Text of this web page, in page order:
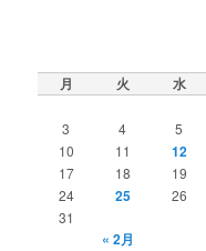
月 火 水
3 4 5
10
11 12
17
18 19
24
25 26
31
« 2月